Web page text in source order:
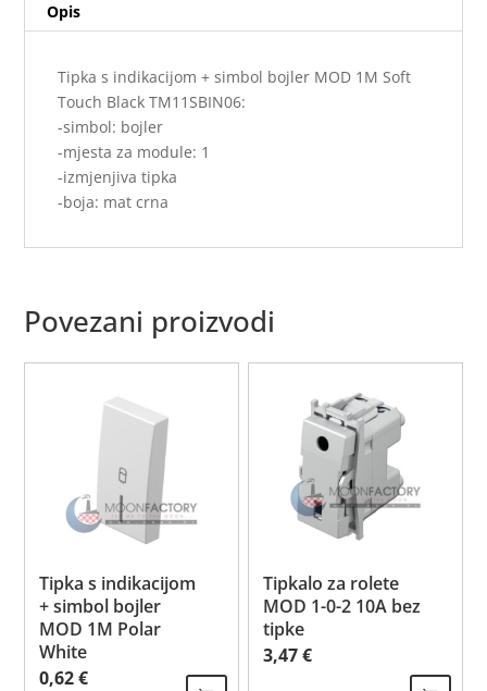
Black
količina
Opis
Tipka s indikacijom + simbol bojler MOD 1M Soft
Touch Black TM11SBIN06:
-simbol: bojler
-mjesta za module: 1
-izmjenjiva tipka
-boja: mat crna
Povezani proizvodi
Tipka s indikacijom
+ simbol bojler
MOD 1M Polar
White
0,62€
Tipkalo za rolete
MOD 1-0-2 10A bez
tipke
3,47€